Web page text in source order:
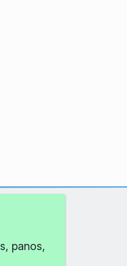
panos,